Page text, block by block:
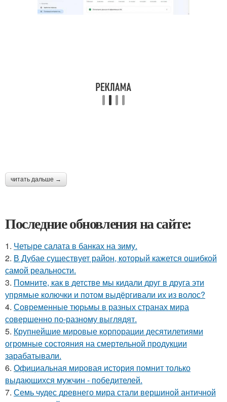
читать дальше →
Последние обновления на сайте:
1. Четыре салата в банках на зиму.
2. В Дубае существует район, который кажется ошибкой
самой реальности.
3. Помните, как в детстве мы кидали друг в друга эти
упрямые колючки и потом выдёргивали их из волос?
4. Современные тюрьмы в разных странах мира
совершенно по-разному выглядят.
5. Крупнейшие мировые корпорации десятилетиями
огромные состояния на смертельной продукции
зарабатывали.
6. Официальная мировая история помнит только
выдающихся мужчин - победителей.
7. Семь чудес древнего мира стали вершиной античной